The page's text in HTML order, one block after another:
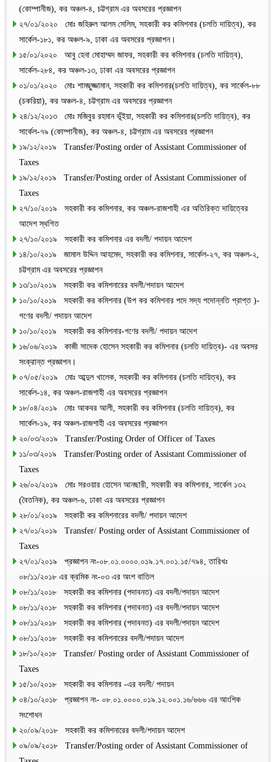
(কোম্পানীজ), কর অঞ্চল-৪, চট্টগ্রাম এর অবসরের প্রজ্ঞাপন
২৭/০১/২০২০ মোঃ জহিরুল আলম সেলিম, সহকারী কর কমিশনার (চলতি দায়িত্ব), কর
সার্কেল-১৮১, কর অঞ্চল-৯, ঢাকা এর অবসরের প্রজ্ঞাপন।
১৫/০১/২০২০ আবু হেনা মোহাম্মদ জাফর, সহকারী কর কমিশনার (চলতি দায়িত্ব),
সার্কেল-২৮৪, কর অঞ্চল-১৩, ঢাকা এর অবসরের প্রজ্ঞাপন
০১/০১/২০২০ মোঃ শামছুজ্জামান, সহকারী কর কমিশনার(চলতি দায়িত্ব), কর সার্কেল-৮৮
(চকরিয়া), কর অঞ্চল-৪, চট্টগ্রাম এর অবসরের প্রজ্ঞাপন
২৪/১২/২০১৩ মোঃ মজিবুর রহমান ভূঁইয়া, সহকারী কর কমিশনার(চলতি দায়িত্ব), কর
সার্কেল-৭৯ (কোম্পানীজ), কর অঞ্চল-৪, চট্টগ্রাম এর অবসরের প্রজ্ঞাপন
১৯/১২/২০১৯ Transfer/Posting order of Assistant Commissioner of
Taxes
১৯/১২/২০১৯ Transfer/Posting order of Assistant Commissioner of
Taxes
২৭/১০/২০১৯ সহকারী কর কমিশনার, কর অঞ্চল-রাজশাহী এর অতিরিক্ত দায়িত্বের
আদেশ স্থগিত
২৭/১০/২০১৯ সহকারী কর কমিশনার এর বদলী/ পদায়ন আদেশ
১৪/১০/২০১৯ জামাল উদ্দিন আহমেদ, সহকারী কর কমিশনার, সার্কেল-২৭, কর অঞ্চল-২,
চট্টগ্রাম এর অবসরের প্রজ্ঞাপন
১৩/১০/২০১৯ সহকারী কর কমিশনারের বদলী/পদায়ন আদেশ
১০/১০/২০১৯ সহকারী কর কমিশনার (উপ কর কমিশনার পদে সদ্য পদোন্নতি প্রাপ্ত )-
গণের বদলী/ পদায়ন আদেশ
১০/১০/২০১৯ সহকারী কর কমিশনার-গণের বদলী/ পদায়ন আদেশ
১৬/০৬/২০১৯ কাজী সাদেক হোসেন সহকারী কর কমিশনার (চলতি দায়িত্ব)- এর অবসর
সংক্রান্ত প্রজ্ঞাপন।
০৭/০৫/২০১৯ মোঃ আব্দুল খালেক, সহকারী কর কমিশনার (চলতি দায়িত্ব), কর
সার্কেল-১৪, কর অঞ্চল-রাজশাহী এর অবসরের প্রজ্ঞাপন
১৮/০৪/২০১৯ মোঃ আকবর আলী, সহকারী কর কমিশনার (চলতি দায়িত্ব), কর
সার্কেল-১৯, কর অঞ্চল-রাজশাহী এর অবসরের প্রজ্ঞাপন
২০/০৩/২০১৯ Transfer/Posting Order of Officer of Taxes
১১/০৩/২০১৯ Transfer/Posting order of Assistant Commissioner of
Taxes
২৬/০২/২০১৯ মোঃ সরওয়ার হোসেন আনছারী, সহকারী কর কমিশনার, সার্কেল ১৩২
(বৈতনিক), কর অঞ্চল-৬, ঢাকা এর অবসরের প্রজ্ঞাপন
২৮/০১/২০১৯ সহকারী কর কমিশনারের বদলী/ পদায়ন আদেশ
২৭/০১/২০১৯ Transfer/ Posting order of Assistant Commissioner of
Taxes
২৭/০১/২০১৯ প্রজ্ঞাপন নং-০৮.০১.০০০০.০১৯.১৭.০০১.১৫/৭৯৪, তারিখঃ
০৮/১১/২০১৮ এর ক্রমিক নং-০৩ এর অংশ বাতিল
০৮/১১/২০১৮ সহকারী কর কমিশনার (পদাবনত) এর বদলী/পদায়ন আদেশ
০৮/১১/২০১৮ সহকারী কর কমিশনার (পদাবনত) এর বদলী/পদায়ন আদেশ
০৮/১১/২০১৮ সহকারী কর কমিশনার (পদাবনত) এর বদলী/পদায়ন আদেশ
০৮/১১/২০১৮ সহকারী কর কমিশনারের বদলী/পদায়ন আদেশ
১৮/১০/২০১৮ Transfer/ Posting order of Assistant Commissioner of
Taxes
১৫/১০/২০১৮ সহকারী কর কমিশনার -এর বদলী/ পদায়ন
০৪/১০/২০১৮ প্রজ্ঞাপন নং- ০৮.০১.০০০০.০১৯.১২.০০১.১৬/৬৬৬ এর আংশিক
সংশোধন
২০/০৯/২০১৮ সহকারী কর কমিশনারের বদলী/পদায়ন আদেশ
০৯/০৯/২০১৮ Transfer/Posting order of Assistant Commissioner of